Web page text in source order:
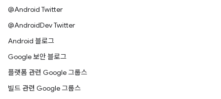
@Android Twitter
@AndroidDev Twitter
Android 블로그
Google 보안 블로그
플랫폼 관련 Google 그룹스
빌드 관련 Google 그룹스